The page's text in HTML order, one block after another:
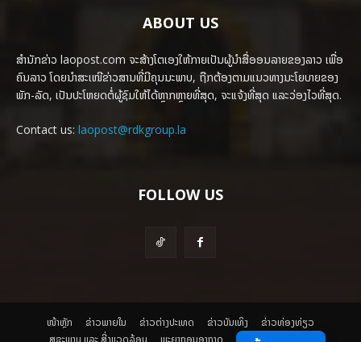
ABOUT US
ສຳນັກຂ່າວ laopost.com ຈະສ້າງໂຕເອງໃຫ້ກາຍເປັນຜູ້ນຳສື່ອອນລາຍຂອງລາວ ເພື່ອ
ຄົນລາວ ໂດຍນຳສະເໜີຂ່າວສານທີ່ມີຄຸນນະພາບ, ຖືກຕ້ອງຕາມແນວທາງນະໂຍບາຍຂອງ
ພັກ-ລັດ, ເປັນປະໂຫຍດຕໍ່ຜູ້ຊົມໃຫ້ໄດ້ຫຼາກຫຼາຍທີ່ສຸດ, ຈະແຈ້ງທີ່ສຸດ ແລະວ່ອງໄວທີ່ສຸດ.
Contact us: laopost@rdkgroup.la
FOLLOW US
ໜ້າຫຼັກ ຂ່າວພາຍ​ໃນ ຂ່າວຕ່າງປະເທດ ​ຂ່າວບັນເທິງ
​ຂ່າວທ່ອງທ່ຽວ
ສຸຂະພາບ ແລະ ສີ່ງແວດລ້ອມ
ພະຍາກອນອາກາດ